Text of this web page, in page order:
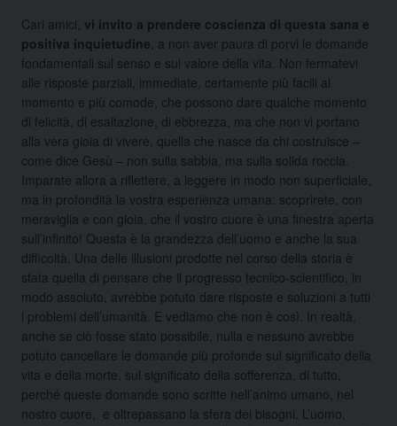
Cari amici, vi invito a prendere coscienza di questa sana e
positiva inquietudine , a non aver paura di porvi le domande
fondamentali sul senso e sul valore della vita. Non fermatevi
alle risposte parziali, immediate, certamente più facili al
momento e più comode, che possono dare qualche momento
di felicità, di esaltazione, di ebbrezza, ma che non vi portano
alla vera gioia di vivere, quella che nasce da chi costruisce –
come dice Gesù – non sulla sabbia, ma sulla solida roccia.
Imparate allora a riflettere, a leggere in modo non superficiale,
ma in profondità la vostra esperienza umana: scoprirete, con
meraviglia e con gioia, che il vostro cuore è una finestra aperta
sull’infinito! Questa è la grandezza dell’uomo e anche la sua
difficoltà. Una delle illusioni prodotte nel corso della storia è
stata quella di pensare che il progresso tecnico-scientifico, in
modo assoluto, avrebbe potuto dare risposte e soluzioni a tutti
i problemi dell’umanità. E vediamo che non è così. In realtà,
anche se ciò fosse stato possibile, nulla e nessuno avrebbe
potuto cancellare le domande più profonde sul significato della
vita e della morte, sul significato della sofferenza, di tutto,
perché queste domande sono scritte nell’animo umano, nel
nostro cuore, e oltrepassano la sfera dei bisogni. L’uomo,